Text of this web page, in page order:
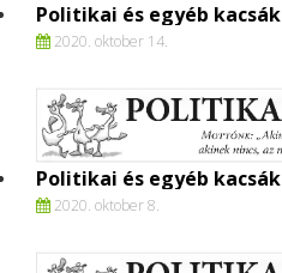
Politikai és egyéb kacsák
2020. oktober 14.
Politikai és egyéb kacsák
2020. oktober 8.